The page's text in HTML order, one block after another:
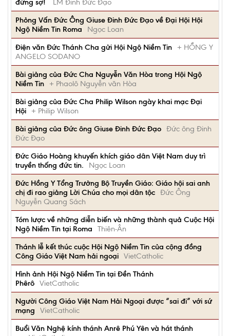
đừng sợ!
LM Đinh Đức Đạo
Phỏng Vấn Ðức Ông Giuse Ðinh Ðức Ðạo về Ðại Hội Hội
Ngộ Niềm Tin Roma
Ngọc Loan
Điện văn Đức Thánh Cha gửi Hội Ngộ Niềm Tin + HỒNG Y
ANGELO SODANO
Bài giảng của Đức Cha Nguyễn Văn Hòa trong Hội Ngộ
Niềm Tin + Phaolô Nguyễn văn Hòa
Bài giảng của Đức Cha Philip Wilson ngày khai mạc Đại
Hội + Philip Wilson
Bài giảng của Đức ông Giuse Đinh Đức Đạo Đức ông Đinh
Đức Đạo
Ðức Giáo Hoàng khuyến khích giáo dân Việt Nam duy trì
truyền thống đức tin.
Ngọc Loan
Ðức Hồng Y Tổng Trưởng Bộ Truyền Giáo: Giáo hội sai anh
chị đi rao giảng Lời Chúa cho mọi dân tộc Ðức Ông
Nguyễn Quang Sách
Tóm lược về những diễn biến và những thành quả Cuộc Hội
Ngộ Niềm Tin tại Roma
Thiên-Ân
Thánh lễ kết thúc cuộc Hội Ngộ Niềm Tin của cộng đồng
Công Giáo Việt Nam hải ngoại VietCatholic
Hình ảnh Hội Ngộ Niềm Tin tại Đền Thánh
Phêrô VietCatholic
Người Công Giáo Việt Nam Hải Ngoại được “sai đi” với sứ
mạng
VietCatholic
Buổi Văn Nghệ kính thánh Anrê Phú Yên và hát thánh